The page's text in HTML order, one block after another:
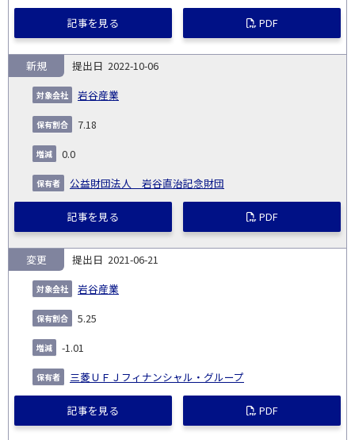
記事を見る PDF
2022-10-06
岩谷産業
新規
7.18
0.0
公益財団法人 岩谷直治記念財団
記事を見る PDF
2021-06-21
岩谷産業
変更
5.25
-1.01
三菱ＵＦＪフィナンシャル・グループ
記事を見る PDF